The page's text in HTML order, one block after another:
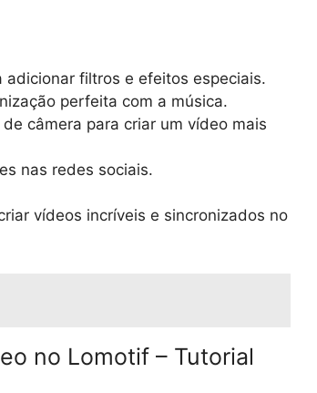
filtros e efeitos especiais.
perfeita com a música.
câmera para criar um vídeo mais
nas redes sociais.
vídeos incríveis e sincronizados no
no Lomotif – Tutorial